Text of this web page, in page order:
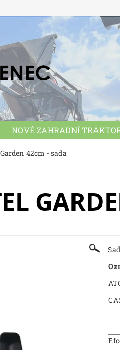
NOVÉ ZAHRADNÍ
PŘÍSLUŠENSTVÍ
42cm - sada